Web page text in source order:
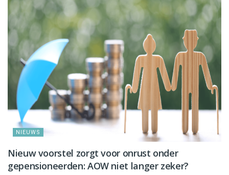
NIEUWS
Nieuw voorstel zorgt voor onrust onder
gepensioneerden: AOW niet langer zeker?